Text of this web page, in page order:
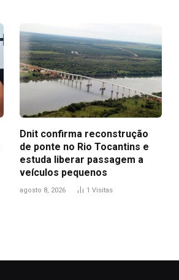
Dnit confirma reconstrução
de ponte no Rio Tocantins e
estuda liberar passagem a
veículos pequenos
agosto 8, 2026 1 Visitas